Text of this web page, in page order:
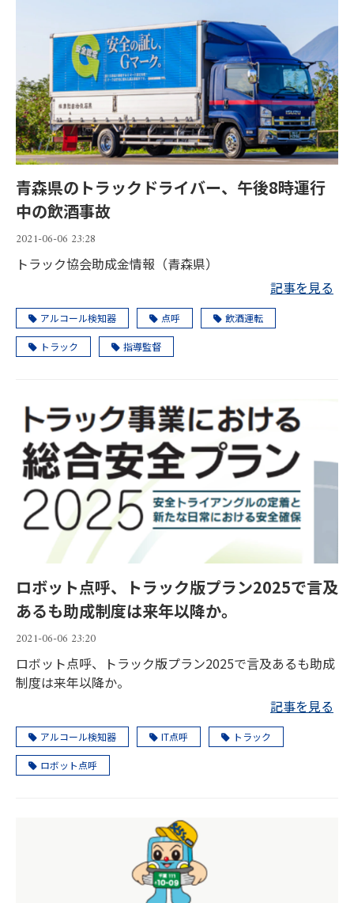
青森県のトラックドライバー、午後8時運行
中の飲酒事故
2021-06-06 23:28
トラック協会助成金情報（青森県）
記事を見る
アルコール検知器 点呼 飲酒運転
トラック 指導監督
ロボット点呼、トラック版プラン2025で言及
あるも助成制度は来年以降か。
2021-06-06 23:20
ロボット点呼、トラック版プラン2025で言及あるも助成
制度は来年以降か。
記事を見る
アルコール検知器 IT点呼 トラック
ロボット点呼